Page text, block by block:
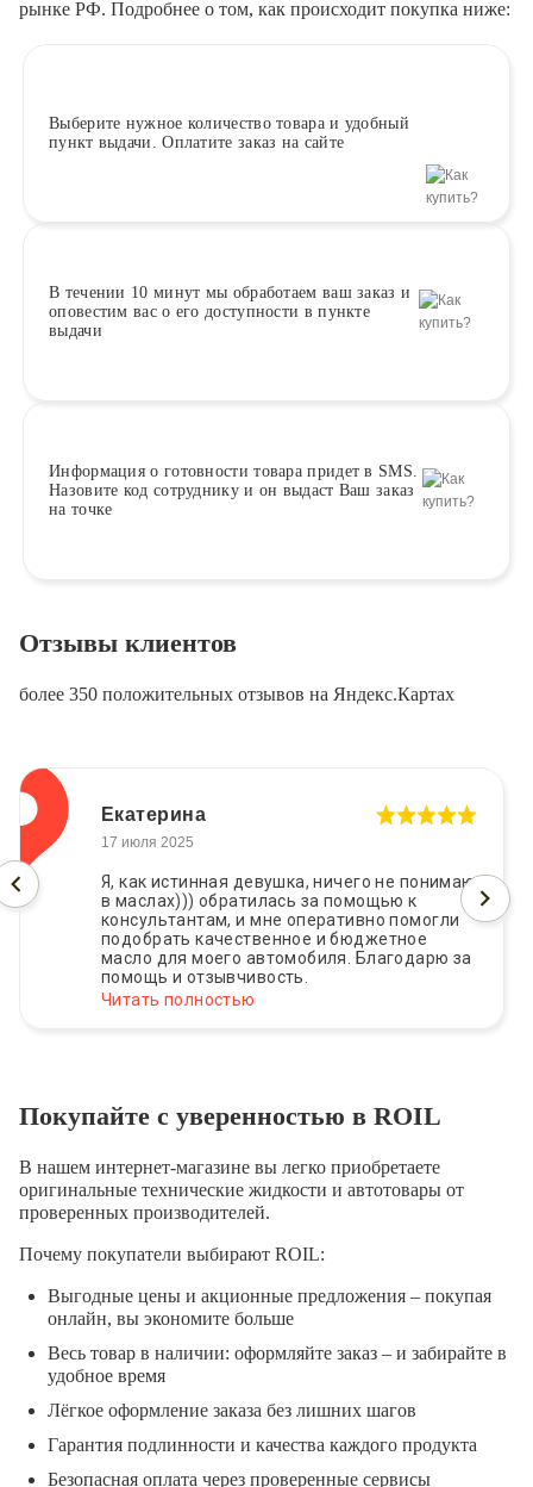
рынке РФ. Подробнее о том, как происходит покупка ниже:
Выберите нужное количество товара и удобный
пункт выдачи. Оплатите заказ на сайте
В течении 10 минут мы обработаем ваш заказ и
оповестим вас о его доступности в пункте
выдачи
Информация о готовности товара придет в SMS.
Назовите код сотруднику и он выдаст Ваш заказ
на точке
Отзывы клиентов
более 350 положительных отзывов на Яндекс.Картах
Екатерина
17 июля 2025
Я, как истинная девушка, ничего не понимаю
в маслах))) обратилась за помощью к
консультантам, и мне оперативно помогли
подобрать качественное и бюджетное
масло для моего автомобиля. Благодарю за
помощь и отзывчивость.
Читать полностью
Покупайте с уверенностью в ROIL
В нашем интернет-магазине вы легко приобретаете
оригинальные технические жидкости и автотовары от
проверенных производителей.
Почему покупатели выбирают ROIL:
Выгодные цены и акционные предложения – покупая
онлайн, вы экономите больше
Весь товар в наличии: оформляйте заказ – и забирайте в
удобное время
Лёгкое оформление заказа без лишних шагов
Гарантия подлинности и качества каждого продукта
Безопасная оплата через проверенные сервисы